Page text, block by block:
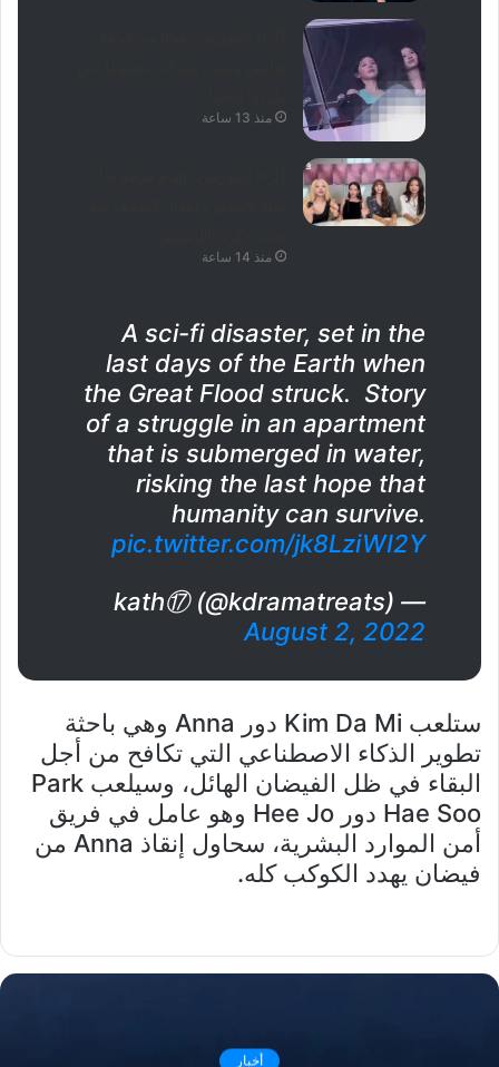
منذ 13 ساعة
منذ 14 ساعة
A sci-fi disaster, set in the
last days of the Earth when
the Great Flood struck. Story
of a struggle in an apartment
that is submerged in water,
risking the last hope that
humanity can survive.
pic.twitter.com/jk8LziWI2Y
— kath⑰ (@kdramatreats)
August 2, 2022
ستلعب Kim Da Mi دور Anna وهي باحثة
تطوير الذكاء الاصطناعي التي تكافح من أجل
البقاء في ظل الفيضان الهائل، وسيلعب Park
Hae Soo دور Hee Jo وهو عامل في فريق
أمن الموارد البشرية، سحاول إنقاذ Anna من
فيضان يهدد الكوكب كله.
أخبار